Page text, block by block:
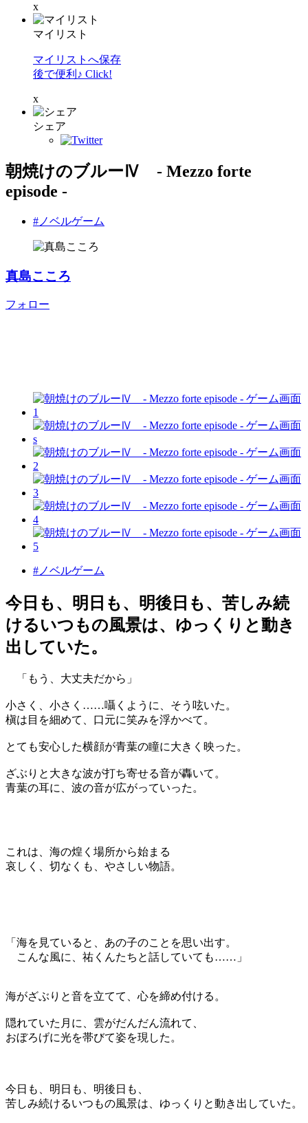
x
マイリスト
マイリストへ保存
後で便利♪ Click!
x
シェア
朝焼けのブルーⅣ - Mezzo forte
episode -
#ノベルゲーム
真島こころ
フォロー
#ノベルゲーム
今日も、明日も、明後日も、苦しみ続
けるいつもの風景は、ゆっくりと動き
出していた。
「もう、大丈夫だから」
小さく、小さく……囁くように、そう呟いた。
槇は目を細めて、口元に笑みを浮かべて。
とても安心した横顔が青葉の瞳に大きく映った。
ざぶりと大きな波が打ち寄せる音が轟いて。
青葉の耳に、波の音が広がっていった。
これは、海の煌く場所から始まる
哀しく、切なくも、やさしい物語。
「海を見ていると、あの子のことを思い出す。
こんな風に、祐くんたちと話していても……」
海がざぶりと音を立てて、心を締め付ける。
隠れていた月に、雲がだんだん流れて、
おぼろげに光を帯びて姿を現した。
今日も、明日も、明後日も、
苦しみ続けるいつもの風景は、ゆっくりと動き出していた。